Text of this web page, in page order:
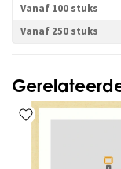
Vanaf 100 stuks
Vanaf 250 stuks